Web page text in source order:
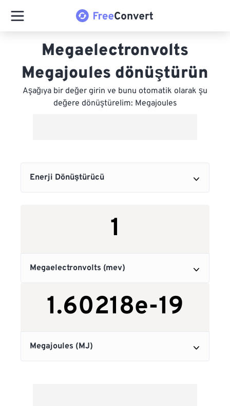
Megaelectronvolts
Megajoules dönüştürün
Aşağıya bir değer girin ve bunu otomatik olarak şu
değere dönüştürelim: Megajoules